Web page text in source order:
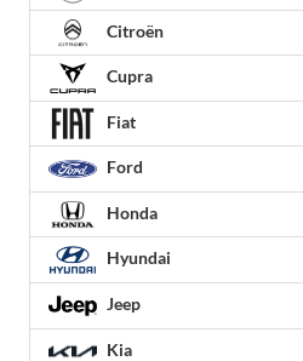
Citroën
Cupra
Fiat
Ford
Honda
Hyundai
Jeep
Kia